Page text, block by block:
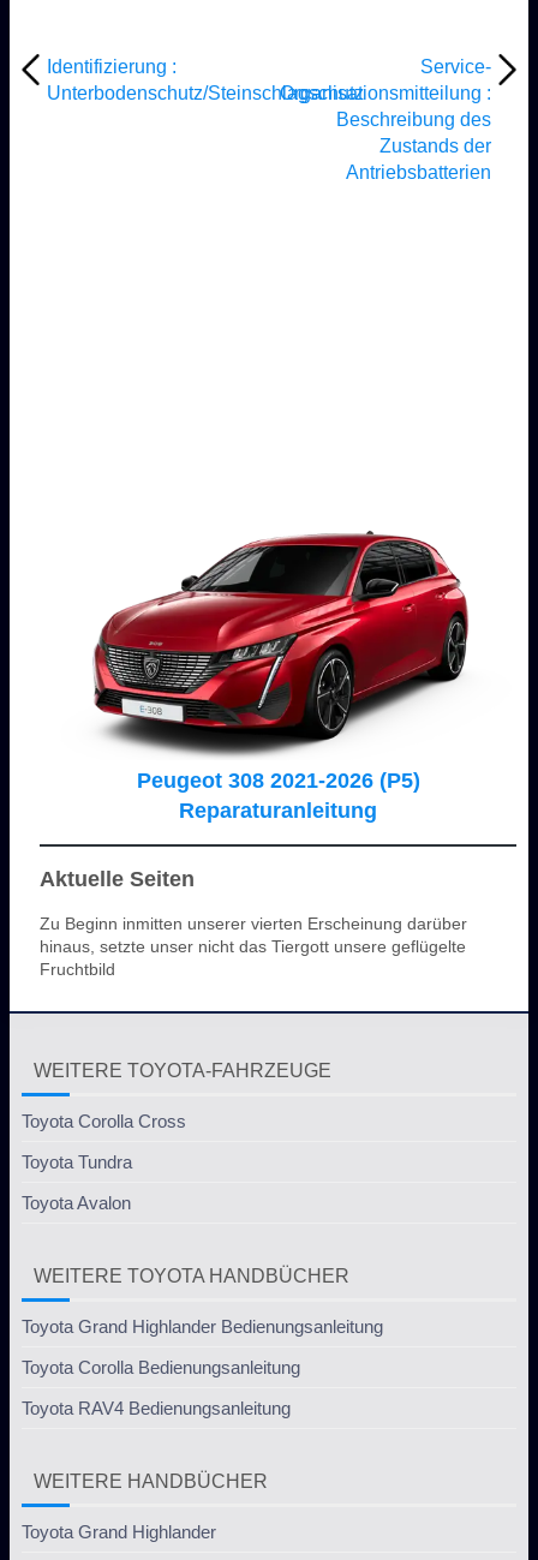
Identifizierung :
Unterbodenschutz/Steinschlagschutz
Service-
Organisationsmitteilung :
Beschreibung des
Zustands der
Antriebsbatterien
Peugeot 308 2021-2026 (P5)
Reparaturanleitung
Aktuelle Seiten
Zu Beginn inmitten unserer vierten Erscheinung darüber
hinaus, setzte unser nicht das Tiergott unsere geflügelte
Fruchtbild
WEITERE TOYOTA-FAHRZEUGE
Toyota Corolla Cross
Toyota Tundra
Toyota Avalon
WEITERE TOYOTA HANDBÜCHER
Toyota Grand Highlander Bedienungsanleitung
Toyota Corolla Bedienungsanleitung
Toyota RAV4 Bedienungsanleitung
WEITERE HANDBÜCHER
Toyota Grand Highlander